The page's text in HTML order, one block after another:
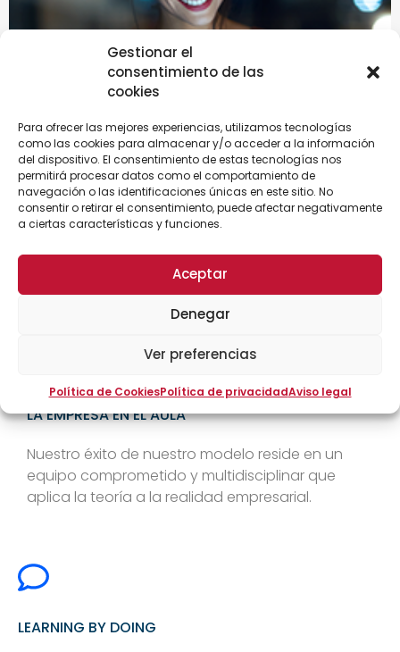
Gestionar el
consentimiento de las
cookies
Para ofrecer las mejores experiencias, utilizamos tecnologías
como las cookies para almacenar y/o acceder a la información
del dispositivo. El consentimiento de estas tecnologías nos
permitirá procesar datos como el comportamiento de
navegación o las identificaciones únicas en este sitio. No
consentir o retirar el consentimiento, puede afectar negativamente
a ciertas características y funciones.
Aceptar
Denegar
Ver preferencias
Política de CookiesPolítica de privacidadAviso legal
Por qué elegirnos
LA EMPRESA EN EL AULA
Nuestro éxito de nuestro modelo reside en un
equipo comprometido y multidisciplinar que
aplica la teoría a la realidad empresarial.
LEARNING BY DOING